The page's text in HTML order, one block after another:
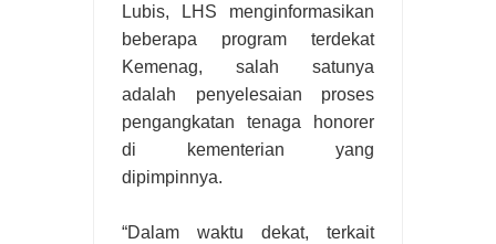
Lubis, LHS menginformasikan
beberapa program terdekat
Kemenag, salah satunya
adalah penyelesaian proses
pengangkatan tenaga honorer
di kementerian yang
dipimpinnya.
“Dalam waktu dekat, terkait